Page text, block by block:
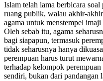
Islam telah lama berbicara
ruang publik, walau akhir-
agama untuk menstempel
Oleh sebab itu, agama
bagi siapapun, termasuk
tidak seharusnya hanya
perempuan harus turut
terhadap kelompok
sendiri, bukan dari pandangan